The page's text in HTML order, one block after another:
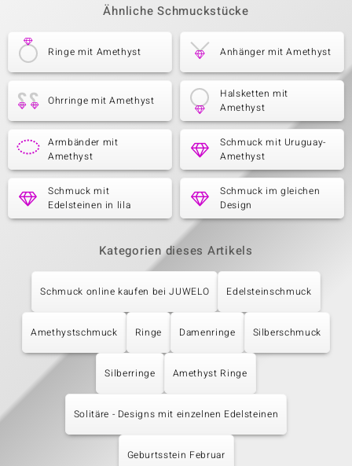
Ähnliche Schmuckstücke
Ringe mit Amethyst Anhänger mit Amethyst
Ohrringe mit Amethyst
Halsketten mit
Amethyst
Armbänder mit
Amethyst
Schmuck mit Uruguay-
Amethyst
Schmuck mit
Edelsteinen in lila
Schmuck im gleichen
Design
Kategorien dieses Artikels
Schmuck online kaufen bei JUWELO Edelsteinschmuck
Amethystschmuck Ringe Damenringe Silberschmuck
Silberringe Amethyst Ringe
Solitäre - Designs mit einzelnen Edelsteinen
Geburtsstein Februar